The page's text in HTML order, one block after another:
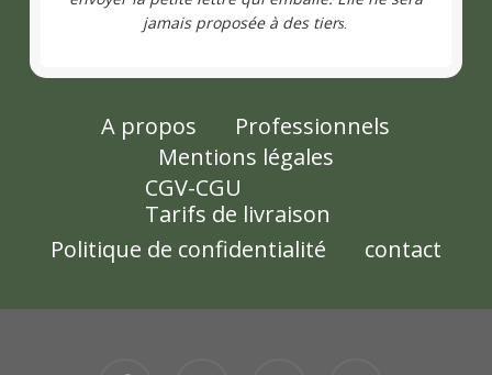
jamais proposée à des tiers.
A propos
Professionnels
Mentions légales
CGV-CGU
Tarifs de livraison
Politique de confidentialité
contact